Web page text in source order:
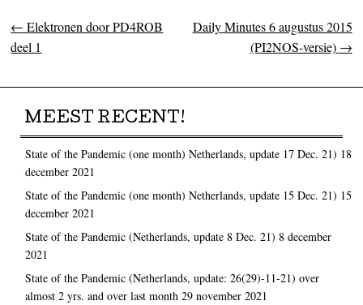
Post navigation
← Elektronen door PD4ROB
deel 1
Daily Minutes 6 augustus 2015
(PI2NOS-versie) →
MEEST RECENT!
State of the Pandemic (one month) Netherlands, update 17 Dec. 21) 18
december 2021
State of the Pandemic (one month) Netherlands, update 15 Dec. 21) 15
december 2021
State of the Pandemic (Netherlands, update 8 Dec. 21) 8 december
2021
State of the Pandemic (Netherlands, update: 26(29)-11-21) over
almost 2 yrs. and over last month 29 november 2021